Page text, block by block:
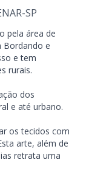
SP
pela área de
Bordando e
e tem
rurais.
dos
e até urbano.
os tecidos com
arte, além de
retrata uma